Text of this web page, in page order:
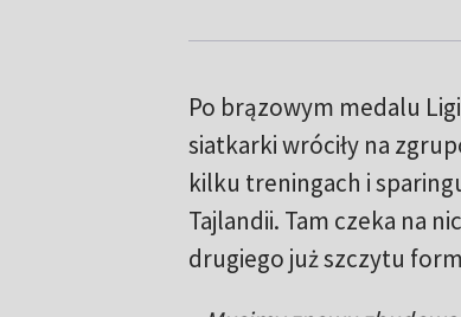
Po brązowym medalu
siatkarki wróciły na
kilku treningach i
Tajlandii. Tam czeka na
drugiego już szczytu